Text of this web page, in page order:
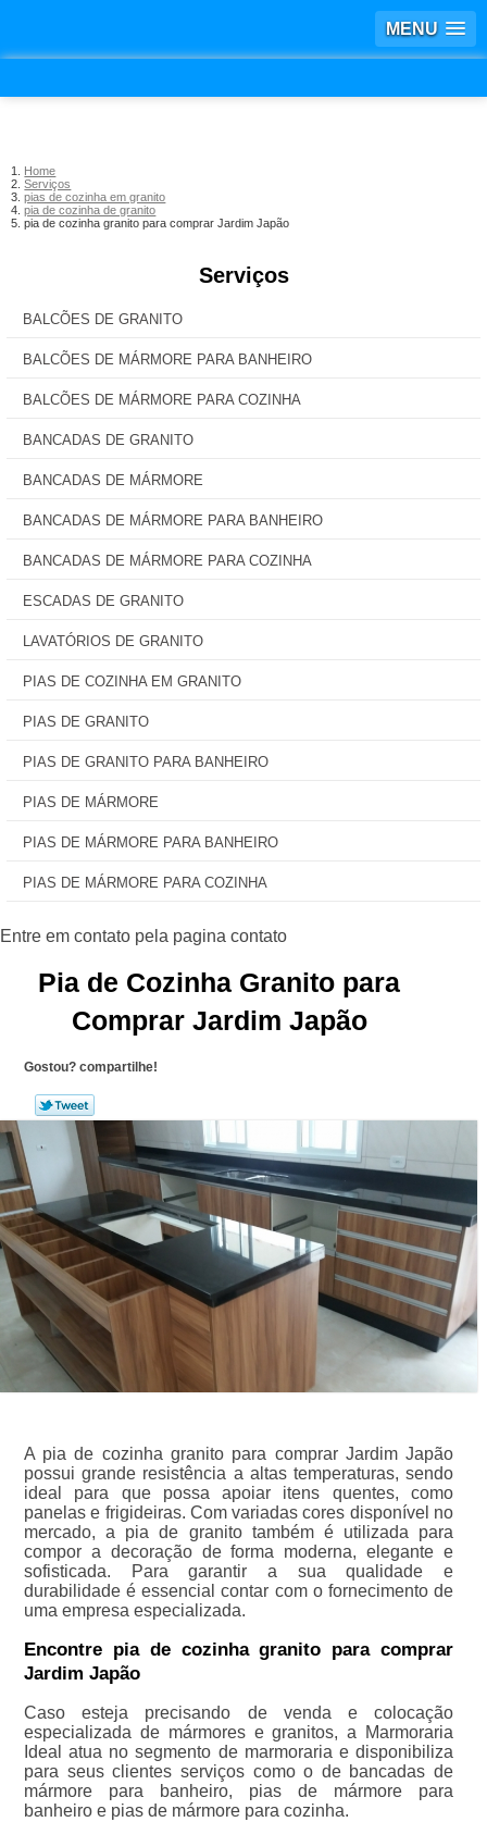
MENU
Home
Serviços
pias de cozinha em granito
pia de cozinha de granito
pia de cozinha granito para comprar Jardim Japão
Serviços
BALCÕES DE GRANITO
BALCÕES DE MÁRMORE PARA BANHEIRO
BALCÕES DE MÁRMORE PARA COZINHA
BANCADAS DE GRANITO
BANCADAS DE MÁRMORE
BANCADAS DE MÁRMORE PARA BANHEIRO
BANCADAS DE MÁRMORE PARA COZINHA
ESCADAS DE GRANITO
LAVATÓRIOS DE GRANITO
PIAS DE COZINHA EM GRANITO
PIAS DE GRANITO
PIAS DE GRANITO PARA BANHEIRO
PIAS DE MÁRMORE
PIAS DE MÁRMORE PARA BANHEIRO
PIAS DE MÁRMORE PARA COZINHA
Pia de Cozinha Granito para
Comprar Jardim Japão
Gostou? compartilhe!
A pia de cozinha granito para comprar Jardim Japão
possui grande resistência a altas temperaturas, sendo
ideal para que possa apoiar itens quentes, como
panelas e frigideiras. Com variadas cores disponível no
mercado, a pia de granito também é utilizada para
compor a decoração de forma moderna, elegante e
sofisticada. Para garantir a sua qualidade e
durabilidade é essencial contar com o fornecimento de
uma empresa especializada.
Encontre pia de cozinha granito para comprar
Jardim Japão
Caso esteja precisando de venda e colocação
especializada de mármores e granitos, a Marmoraria
Ideal atua no segmento de marmoraria e disponibiliza
para seus clientes serviços como o de bancadas de
mármore para banheiro, pias de mármore para
banheiro e pias de mármore para cozinha.